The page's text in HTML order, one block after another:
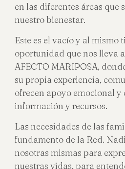
en las diferentes áreas que
nuestro bienestar.
Este es el vacío y al mismo
oportunidad que nos lleva
AFECTO MARIPOSA,
su propia experiencia,
ofrecen apoyo emocional y
información y recursos.
Las necesidades de las
fundamento de la Red.
nosotras mismas para
nuestras vidas, para